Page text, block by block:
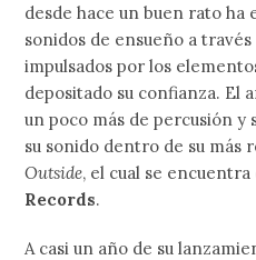
desde hace un buen rato ha
sonidos de ensueño a
impulsados por los
depositado su confianza. El
un poco más de percusión
su sonido dentro de su más
Outside, el cual se
Records.
A casi un año de su